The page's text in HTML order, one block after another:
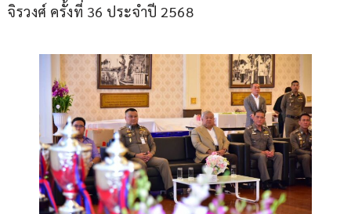
จิรวงศ์ ครั้งที่ 36 ประจำปี 2568